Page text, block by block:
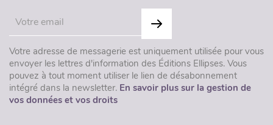
Votre adresse de messagerie est uniquement utilisée pour vous
envoyer les lettres d'information des Éditions Ellipses. Vous
pouvez à tout moment utiliser le lien de désabonnement
intégré dans la newsletter. En savoir plus sur la gestion de
vos données et vos droits